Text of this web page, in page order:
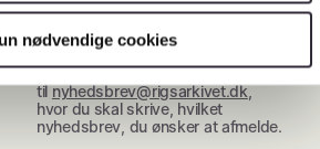
nødvendige cookies
modtager. Det gør du ved at klikke
på linket “Afmeld nyhedsbrev”
nederst i dit seneste nyhedsbrev,
eller ved at sende en e-mail
tilnyhedsbrev@rigsarkivet.dk,
hvor du skal skrive, hvilket
nyhedsbrev, du ønsker at afmelde.